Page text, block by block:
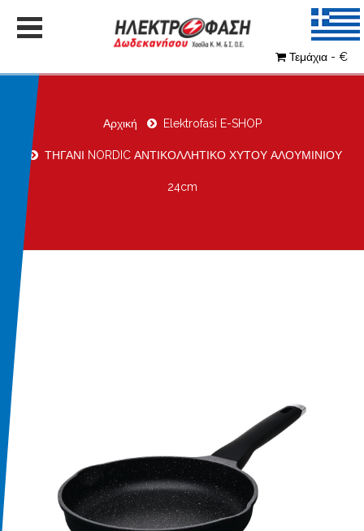
Τεμάχια - €
Αρχική Elektrofasi E-SHOP
ΤΗΓΑΝΙ NORDIC ΑΝΤΙΚΟΛΛΗΤΙΚΟ ΧΥΤΟΥ ΑΛΟΥΜΙΝΙΟΥ
24cm